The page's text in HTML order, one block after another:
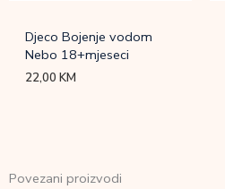
Djeco Bojenje vodom
Nebo 18+mjeseci
22,00KM
Povezani proizvodi